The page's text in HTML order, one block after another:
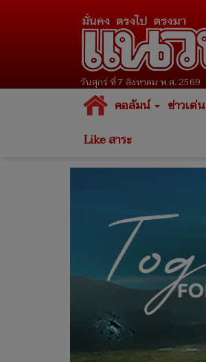
วันศุกร์ ที่ 7 สิงหาคม พ.ศ. 2569
คอลัมน์ ข่าวเด่น
Like สาระ